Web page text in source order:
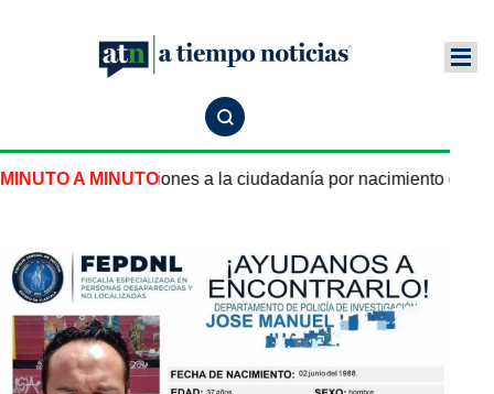
MINUTO A MINUTO
nuevas restricciones a la ciudadanía por nacimiento en